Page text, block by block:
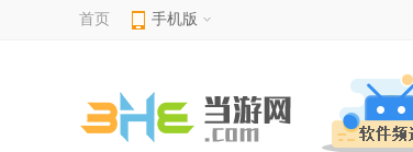
首页 手机版